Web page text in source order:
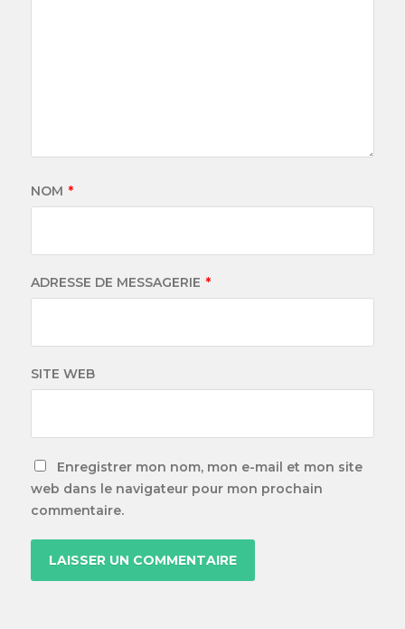
NOM *
ADRESSE DE MESSAGERIE *
SITE WEB
Enregistrer mon nom, mon e-mail et mon site
web dans le navigateur pour mon prochain
commentaire.